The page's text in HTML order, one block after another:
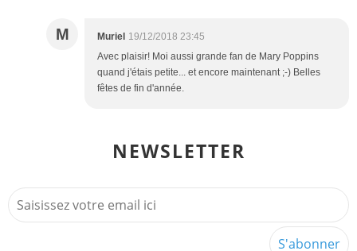
M Muriel 19/12/2018 23:45
Avec plaisir! Moi aussi grande fan de Mary Poppins
quand j'étais petite... et encore maintenant ;-) Belles
fêtes de fin d'année.
NEWSLETTER